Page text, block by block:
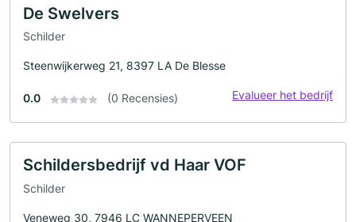
De Swelvers
Schilder
Steenwijkerweg 21, 8397 LA De Blesse
0.0 (0 Recensies) Evalueer het bedrijf
Schildersbedrijf vd Haar VOF
Schilder
Veneweg 30, 7946 LC WANNEPERVEEN